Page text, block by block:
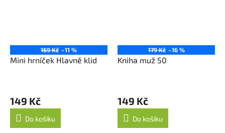
169 Kč –11 %
Mini hrníček Hlavně klid
149 Kč
Do košíku
179 Kč –16 %
Kniha muž 50
149 Kč
Do košíku